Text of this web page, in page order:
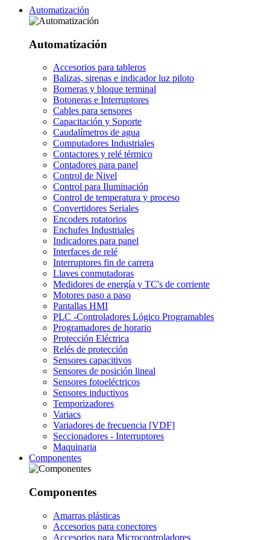
Automatización
Automatización
Accesorios para tableros
Balizas, sirenas e indicador luz piloto
Borneras y bloque terminal
Botoneras e Interruptores
Cables para sensores
Capacitación y Soporte
Caudalímetros de agua
Computadores Industriales
Contactores y relé térmico
Contadores para panel
Control de Nivel
Control para Iluminación
Control de temperatura y proceso
Convertidores Seriales
Encoders rotatorios
Enchufes Industriales
Indicadores para panel
Interfaces de relé
Interruptores fin de carrera
Llaves conmutadoras
Medidores de energía y TC's de corriente
Motores paso a paso
Pantallas HMI
PLC -Controladores Lógico Programables
Programadores de horario
Protección Eléctrica
Relés de protección
Sensores capacitivos
Sensores de posición lineal
Sensores fotoeléctricos
Sensores inductivos
Temporizadores
Variacs
Variadores de frecuencia [VDF]
Seccionadores - Interruptores
Maquinaria
Componentes
Componentes
Amarras plásticas
Accesorios para conectores
Accesorios para Microcontroladores